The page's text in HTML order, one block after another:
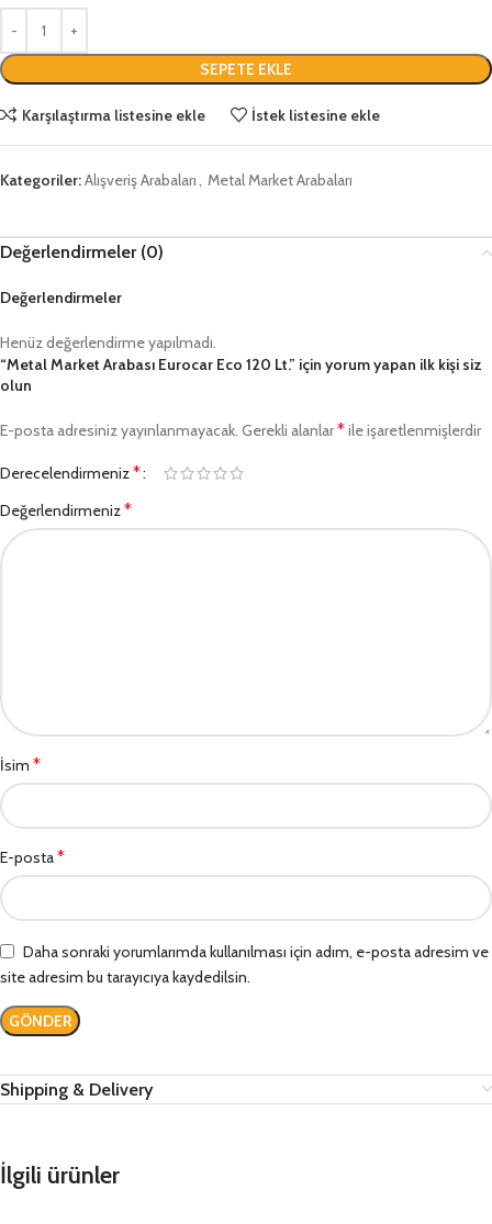
SEPETE EKLE
Karşılaştırma listesine ekle İstek listesine ekle
Kategoriler:Alışveriş Arabaları, Metal Market Arabaları
Değerlendirmeler (0)
Değerlendirmeler
Henüz değerlendirme yapılmadı.
“Metal Market Arabası Eurocar Eco 120 Lt.” için yorum yapan ilk kişi siz
olun
E-posta adresiniz yayınlanmayacak. Gerekli alanlar*ile işaretlenmişlerdir
Derecelendirmeniz*
Değerlendirmeniz*
İsim *
E-posta*
Daha sonraki yorumlarımda kullanılması için adım, e-posta adresim ve
site adresim bu tarayıcıya kaydedilsin.
Shipping & Delivery
İlgili ürünler